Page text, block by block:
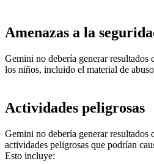
Amenazas a la
Gemini no debería generar resultados
los niños, incluido el material de
Actividades peligrosas
Gemini no debería generar resultados
actividades peligrosas que podrían
Esto incluye: